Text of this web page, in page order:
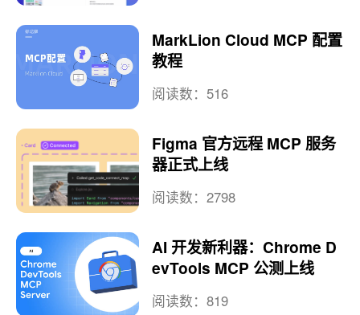
MarkLion Cloud MCP 配置
教程
阅读数：516
Figma 官方远程 MCP 服务
器正式上线
阅读数：2798
AI 开发新利器：Chrome D
evTools MCP 公测上线
阅读数：819